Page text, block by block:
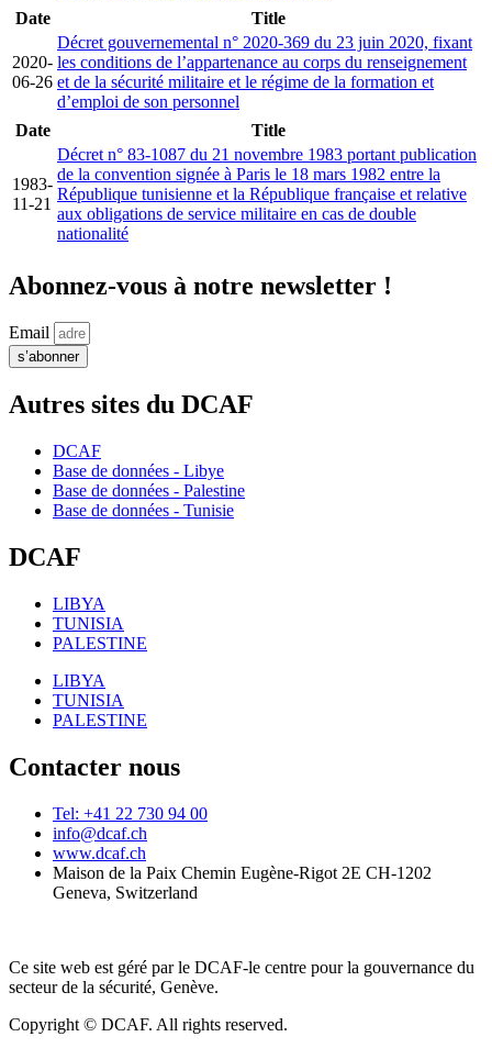
Date
Title
2020-
06-26
Décret gouvernemental n° 2020-369 du 23 juin 2020, fixant
les conditions de l’appartenance au corps du renseignement
et de la sécurité militaire et le régime de la formation et
d’emploi de son personnel
Date
Title
1983-
11-21
Décret n° 83-1087 du 21 novembre 1983 portant publication
de la convention signée à Paris le 18 mars 1982 entre la
République tunisienne et la République française et relative
aux obligations de service militaire en cas de double
nationalité
Abonnez-vous à notre newsletter !
Email
s’abonner
Autres sites du DCAF
DCAF
Base de données - Libye
Base de données - Palestine
Base de données - Tunisie
DCAF
LIBYA
TUNISIA
PALESTINE
LIBYA
TUNISIA
PALESTINE
Contacter nous
Tel: +41 22 730 94 00
info@dcaf.ch
www.dcaf.ch
Maison de la Paix Chemin Eugène-Rigot 2E CH-1202
Geneva, Switzerland
Ce site web est géré par le DCAF-le centre pour la gouvernance du
secteur de la sécurité, Genève.
Copyright © DCAF. All rights reserved.